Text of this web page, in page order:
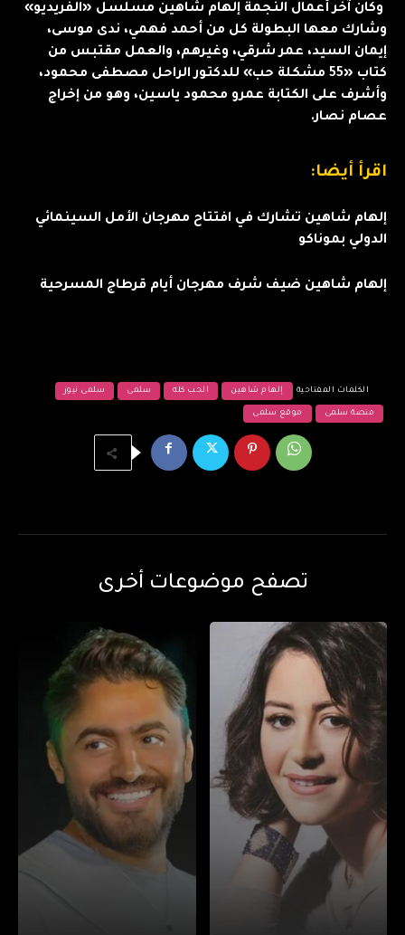
وكان آخر أعمال النجمة إلهام شاهين مسلسل «الفريديو»
وشارك معها البطولة كل من أحمد فهمي، ندى موسى،
إيمان السيد، عمر شرقي، وغيرهم، والعمل مقتبس من
كتاب «55 مشكلة حب» للدكتور الراحل مصطفى محمود،
وأشرف على الكتابة عمرو محمود ياسين، وهو من إخراج
عصام نصار.
اقرأ أيضا:
إلهام شاهين تشارك في افتتاح مهرجان الأمل السينمائي
الدولي بموناكو
إلهام شاهين ضيف شرف مهرجان أيام قرطاج المسرحية
الكلمات المفتاحية إلهام شاهين الحب كله سلمى سلمى نيوز
منصة سلمى موقع سلمى
تصفح موضوعات أخرى